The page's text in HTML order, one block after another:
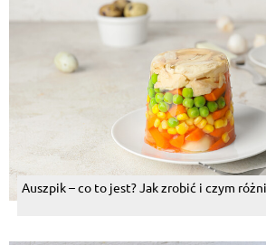
Auszpik – co to jest? Jak zrobić i czym